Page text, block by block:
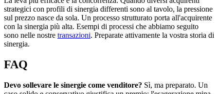
strategici con profili di sinergia differenti sono al tavolo, la pressione
sul prezzo nasce da sola. Un processo strutturato porta all'acquirente
con la sinergia più alta. Esempi di processi che abbiamo seguito
sono nelle nostre transazioni. Preparate attivamente la vostra storia di
sinergia.
FAQ
Devo sollevare le sinergie come venditore? Sì, ma preparato. Un